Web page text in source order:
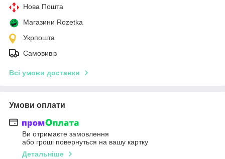
Нова Пошта
Магазини Rozetka
Укрпошта
Самовивіз
Всі умови доставки
Умови оплати
Ви отримаєте замовлення
або гроші повернуться на вашу картку
Детальніше